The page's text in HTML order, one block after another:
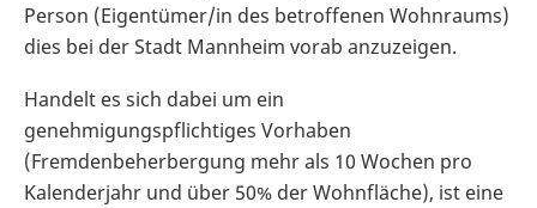
Person (Eigentümer/in des betroffenen Wohnraums)
dies bei der Stadt Mannheim vorab anzuzeigen.
Handelt es sich dabei um ein
genehmigungspflichtiges Vorhaben
(Fremdenbeherbergung mehr als 10 Wochen pro
Kalenderjahr und über 50% der Wohnfläche), ist eine